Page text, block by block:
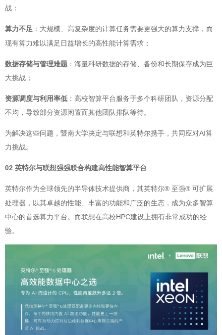
战：
算力不足 ：大规模、高复杂度的计算任务需要更强大的算力支撑 ， 而
现有算力难以满足日益增长的高性能计算需求；
数据存储与管理难题 ：海量科研数据的存储、备份和长期保存成为巨
大挑战；
资源调度与利用率低 ：高校智算平台服务于多个科研团队，资源分配
不均，导致部分资源闲置而其他团队排队等待。
为解决这些问题，暨南大学决定与联想和英特尔携手，共同应对AI算
力挑战。
02 英特尔与联想强强联合构建高性能智算平台
英特尔作为全球领先的半导体技术提供商， 其英特尔® 至强® 可扩展
处理器，以其卓越的性能、丰富的功能和广泛的生态，成为众多智算
中心的首选算力平台。而联想在高校HPC建设上拥有非常成功的经
验。